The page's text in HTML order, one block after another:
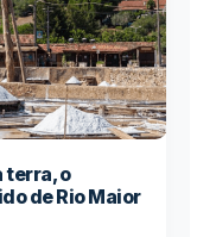
terra, o
de Rio Maior